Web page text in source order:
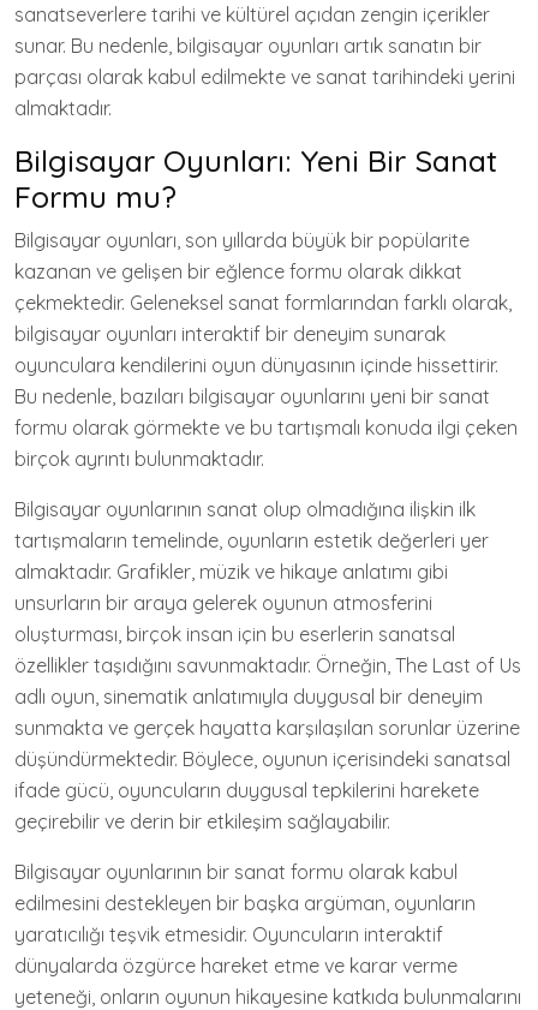
sanatseverlere tarihi ve kültürel açıdan zengin içerikler
sunar. Bu nedenle, bilgisayar oyunları artık sanatın bir
parçası olarak kabul edilmekte ve sanat tarihindeki yerini
almaktadır.
Bilgisayar Oyunları: Yeni Bir Sanat
Formu mu?
Bilgisayar oyunları, son yıllarda büyük bir popülarite
kazanan ve gelişen bir eğlence formu olarak dikkat
çekmektedir. Geleneksel sanat formlarından farklı olarak,
bilgisayar oyunları interaktif bir deneyim sunarak
oyunculara kendilerini oyun dünyasının içinde hissettirir.
Bu nedenle, bazıları bilgisayar oyunlarını yeni bir sanat
formu olarak görmekte ve bu tartışmalı konuda ilgi çeken
birçok ayrıntı bulunmaktadır.
Bilgisayar oyunlarının sanat olup olmadığına ilişkin ilk
tartışmaların temelinde, oyunların estetik değerleri yer
almaktadır. Grafikler, müzik ve hikaye anlatımı gibi
unsurların bir araya gelerek oyunun atmosferini
oluşturması, birçok insan için bu eserlerin sanatsal
özellikler taşıdığını savunmaktadır. Örneğin, The Last of Us
adlı oyun, sinematik anlatımıyla duygusal bir deneyim
sunmakta ve gerçek hayatta karşılaşılan sorunlar üzerine
düşündürmektedir. Böylece, oyunun içerisindeki sanatsal
ifade gücü, oyuncuların duygusal tepkilerini harekete
geçirebilir ve derin bir etkileşim sağlayabilir.
Bilgisayar oyunlarının bir sanat formu olarak kabul
edilmesini destekleyen bir başka argüman, oyunların
yaratıcılığı teşvik etmesidir. Oyuncuların interaktif
dünyalarda özgürce hareket etme ve karar verme
yeteneği, onların oyunun hikayesine katkıda bulunmalarını